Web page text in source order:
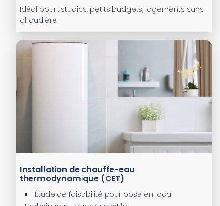
Idéal pour : studios, petits budgets, logements sans
chaudière
Installation de chauffe-eau
thermodynamique (CET)
Étude de faisabilité pour pose en local